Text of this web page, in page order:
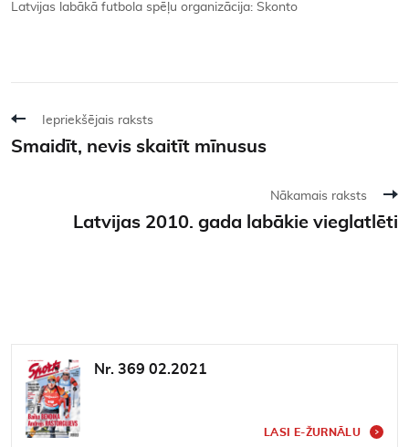
Latvijas labākā futbola spēļu organizācija: Skonto
Iepriekšējais raksts
Smaidīt, nevis skaitīt mīnusus
Nākamais raksts
Latvijas 2010. gada labākie vieglatlēti
Nr. 369 02.2021
LASI E-ŽURNĀLU